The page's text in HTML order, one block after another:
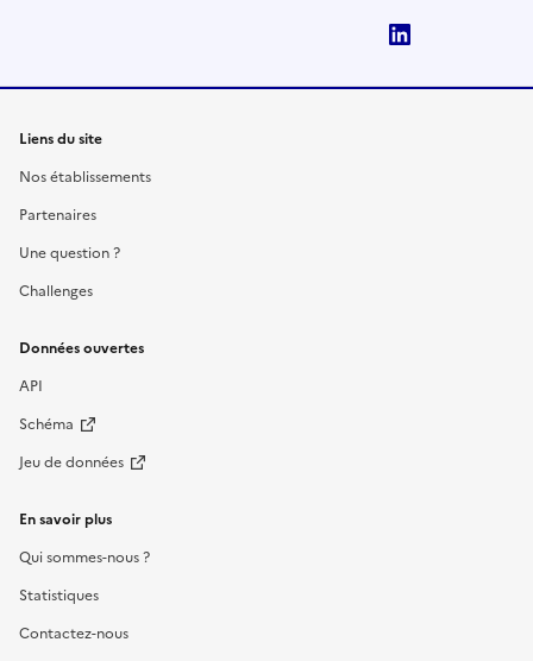
Liens du site
Nos établissements
Partenaires
Une question ?
Challenges
Données ouvertes
API
Schéma
Jeu de données
En savoir plus
Qui sommes-nous ?
Statistiques
Contactez-nous